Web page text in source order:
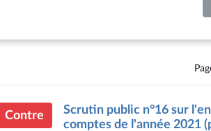
Contre
Scrutin public n°16 sur
comptes de l'année 2021